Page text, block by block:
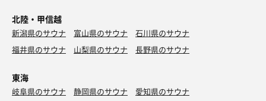
北陸・甲信越
新潟県のサウナ 富山県のサウナ
石川県のサウナ
福井県のサウナ
山梨県のサウナ 長野県のサウナ
東海
岐阜県のサウナ 静岡県のサウナ
愛知県のサウナ